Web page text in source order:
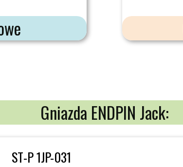
Gniazda ENDPIN Jack:
ST-P 1JP-031